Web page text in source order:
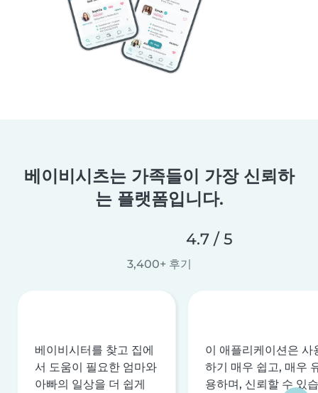
베이비시츠는 가족들이 가장 신뢰하
는 플랫폼입니다.
4.7 / 5
3,400+ 후기
베이비시터를 찾고 집에
서 도움이 필요한 엄마와
아빠의 일상을 더 쉽게
이 애플리케이션은 사
하기 매우 쉽고, 매우
용하며, 신뢰할 수 있습